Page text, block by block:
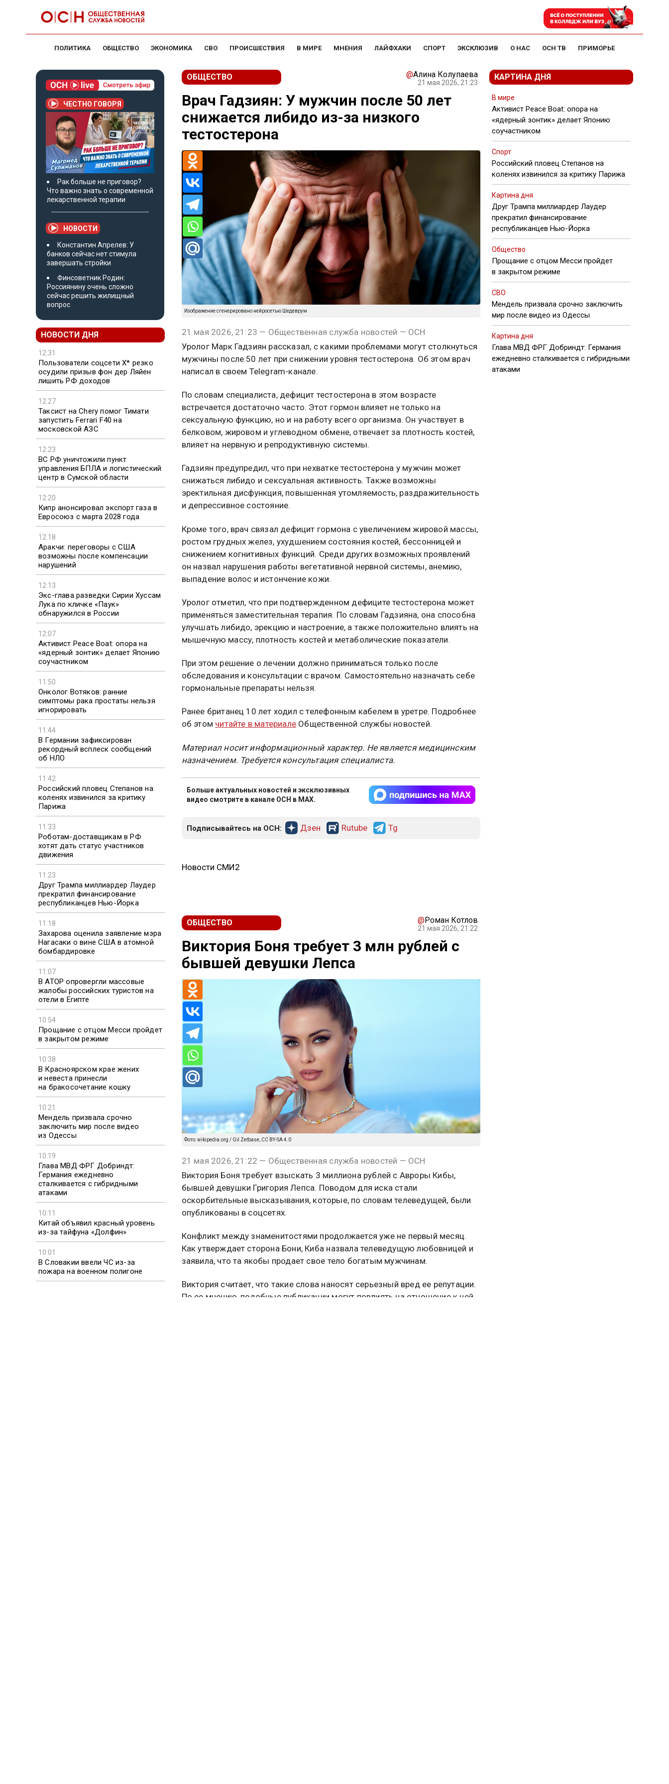
ПОЛИТИКА ОБЩЕСТВО ЭКОНОМИКА СВО ПРОИСШЕСТВИЯ В МИРЕ МНЕНИЯ ЛАЙФХАКИ СПОРТ ЭКСКЛЮЗИВ О НАС ОСН ТВ ПРИМОРЬЕ
ЧЕСТНО ГОВОРЯ
Рак больше не приговор?
Что важно знать о современной
лекарственной терапии
НОВОСТИ
Константин Апрелев: У
банков сейчас нет стимула
завершать стройки
Финсоветник Родин:
Россиянину очень сложно
сейчас решить жилищный
вопрос
НОВОСТИ ДНЯ
12:31
Пользователи соцсети X* резко
осудили призыв фон дер Ляйен
лишить РФ доходов
12:27
Таксист на Chery помог Тимати
запустить Ferrari F40 на
московской АЗС
12:23
ВС РФ уничтожили пункт
управления БПЛА и логистический
центр в Сумской области
12:20
Кипр анонсировал экспорт газа в
Евросоюз с марта 2028 года
12:18
Аракчи: переговоры с США
возможны после компенсации
нарушений
12:13
Экс-глава разведки Сирии Хуссам
Лука по кличке «Паук»
обнаружился в России
12:07
Активист Peace Boat: опора на
«ядерный зонтик» делает Японию
соучастником
11:50
Онколог Вотяков: ранние
симптомы рака простаты нельзя
игнорировать
11:44
В Германии зафиксирован
рекордный всплеск сообщений
об НЛО
11:42
Российский пловец Степанов на
коленях извинился за критику
Парижа
11:33
Роботам-доставщикам в РФ
хотят дать статус участников
движения
11:23
Друг Трампа миллиардер Лаудер
прекратил финансирование
республиканцев Нью-Йорка
11:18
Захарова оценила заявление мэра
Нагасаки о вине США в атомной
бомбардировке
11:07
В АТОР опровергли массовые
жалобы российских туристов на
отели в Египте
10:54
Прощание с отцом Месси пройдет
в закрытом режиме
10:38
В Красноярском крае жених
и невеста принесли
на бракосочетание кошку
10:21
Мендель призвала срочно
заключить мир после видео
из Одессы
10:19
Глава МВД ФРГ Добриндт:
Германия ежедневно
сталкивается с гибридными
атаками
10:11
Китай объявил красный уровень
из-за тайфуна «Долфин»
10:01
В Словакии ввели ЧС из-за
пожара на военном полигоне
ОБЩЕСТВО @Алина Колупаева
21 мая 2026, 21:23
Врач Гадзиян: У мужчин после 50 лет
снижается либидо из-за низкого
тестостерона
Изображение сгенерировано нейросетью Шедеврум
21 мая 2026, 21:23 — Общественная служба новостей — ОСН
Уролог Марк Гадзиян рассказал, с какими проблемами могут столкнуться
мужчины после 50 лет при снижении уровня тестостерона. Об этом врач
написал в своем Telegram-канале.
По словам специалиста, дефицит тестостерона в этом возрасте
встречается достаточно часто. Этот гормон влияет не только на
сексуальную функцию, но и на работу всего организма. Он участвует в
белковом, жировом и углеводном обмене, отвечает за плотность костей,
влияет на нервную и репродуктивную системы.
Гадзиян предупредил, что при нехватке тестостерона у мужчин может
снижаться либидо и сексуальная активность. Также возможны
эректильная дисфункция, повышенная утомляемость, раздражительность
и депрессивное состояние.
Кроме того, врач связал дефицит гормона с увеличением жировой массы,
ростом грудных желез, ухудшением состояния костей, бессонницей и
снижением когнитивных функций. Среди других возможных проявлений
он назвал нарушения работы вегетативной нервной системы, анемию,
выпадение волос и истончение кожи.
Уролог отметил, что при подтвержденном дефиците тестостерона может
применяться заместительная терапия. По словам Гадзияна, она способна
улучшать либидо, эрекцию и настроение, а также положительно влиять на
мышечную массу, плотность костей и метаболические показатели.
При этом решение о лечении должно приниматься только после
обследования и консультации с врачом. Самостоятельно назначать себе
гормональные препараты нельзя.
Ранее британец 10 лет ходил с телефонным кабелем в уретре. Подробнее
об этом читайте в материалеОбщественной службы новостей.
Материал носит информационный характер. Не является медицинским
назначением. Требуется консультация специалиста.
Больше актуальных новостей и эксклюзивных
видео смотрите в канале ОСН в MAX.
Подписывайтесь на ОСН: Дзен Rutube Tg
Новости СМИ2
ОБЩЕСТВО @Роман Котлов
21 мая 2026, 21:22
Виктория Боня требует 3 млн рублей с
бывшей девушки Лепса
Фото: wikipedia.org / Gil Zetbase, CC BY-SA 4.0
21 мая 2026, 21:22 — Общественная служба новостей — ОСН
Виктория Боня требует взыскать 3 миллиона рублей с Авроры Кибы,
бывшей девушки Григория Лепса. Поводом для иска стали
оскорбительные высказывания, которые, по словам телеведущей, были
опубликованы в соцсетях.
Конфликт между знаменитостями продолжается уже не первый месяц.
Как утверждает сторона Бони, Киба назвала телеведущую любовницей и
заявила, что та якобы продает свое тело богатым мужчинам.
Виктория считает, что такие слова наносят серьезный вред ее репутации.
По ее мнению, подобные публикации могут повлиять на отношение к ней
КАРТИНА ДНЯ
В мире
Активист Peace Boat: опора на
«ядерный зонтик» делает Японию
соучастником
Спорт
Российский пловец Степанов на
коленях извинился за критику Парижа
Картина дня
Друг Трампа миллиардер Лаудер
прекратил финансирование
республиканцев Нью-Йорка
Общество
Прощание с отцом Месси пройдет
в закрытом режиме
СВО
Мендель призвала срочно заключить
мир после видео из Одессы
Картина дня
Глава МВД ФРГ Добриндт: Германия
ежедневно сталкивается с гибридными
атаками